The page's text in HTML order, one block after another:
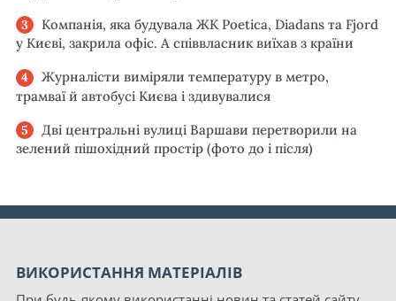
Компанія, яка будувала ЖК Poetica, Diadans та Fjord
у Києві, закрила офіс. А співвласник виїхав з країни
Журналісти виміряли температуру в метро,
трамваї й автобусі Києва і здивувалися
Дві центральні вулиці Варшави перетворили на
зелений пішохідний простір (фото до і після)
ВИКОРИСТАННЯ МАТЕРІАЛІВ